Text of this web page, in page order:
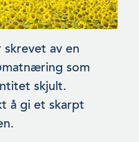
skrevet av en
som
skjult.
å gi et skarpt